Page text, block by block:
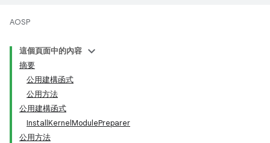
AOSP
這個頁面中的內容
摘要
公用建構函式
公用方法
公用建構函式
InstallKernelModulePreparer
公用方法